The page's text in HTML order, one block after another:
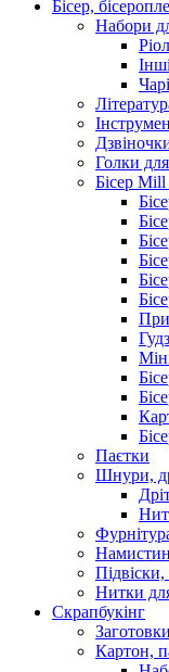
Бісер,
Набори
Інші
Голки
Бісер
Паєтки
Шнури,
Нитки
Скрапбукінг
Картон,